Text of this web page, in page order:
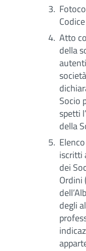
Atto
della
Socio
spetti
della
iscritti
dei
Ordini
degli